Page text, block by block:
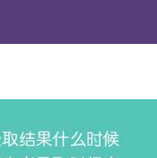
大家慎重再慎重，谨慎再谨